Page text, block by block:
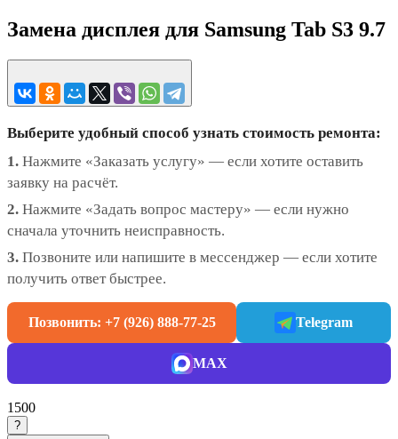
Замена дисплея для Samsung Tab S3 9.7
Выберите удобный способ узнать стоимость ремонта:
1. Нажмите «Заказать услугу» — если хотите оставить
заявку на расчёт.
2. Нажмите «Задать вопрос мастеру» — если нужно
сначала уточнить неисправность.
3. Позвоните или напишите в мессенджер — если хотите
получить ответ быстрее.
Позвонить: +7 (926) 888-77-25 Telegram
MAX
1500
?